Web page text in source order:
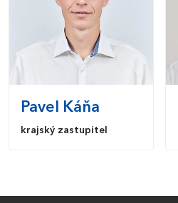
Pavel Káňa
krajský zastupitel